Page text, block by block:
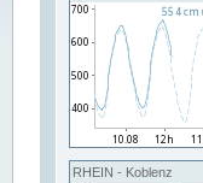
RHEIN - Koblenz